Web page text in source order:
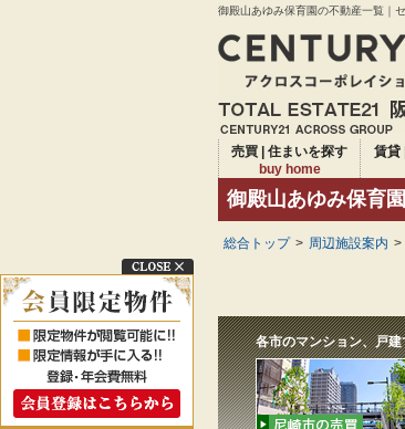
御殿山あゆみ保育園の不動産一覧｜
売買 | 住まいを探す
buy home
賃貸
御殿山あゆみ保育
総合トップ > 周辺施設案内 >
各市のマンション、戸